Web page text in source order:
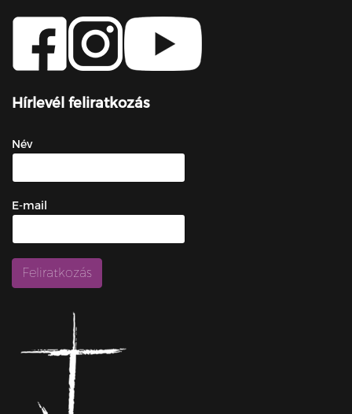
Hírlevél feliratkozás
Név
E-mail